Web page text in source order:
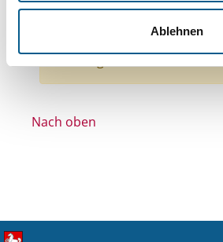
Ablehnen
Nach oben